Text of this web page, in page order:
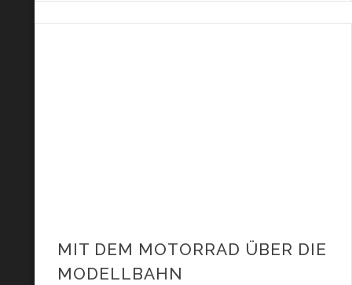
MIT DEM MOTORRAD ÜBER DIE
MODELLBAHN